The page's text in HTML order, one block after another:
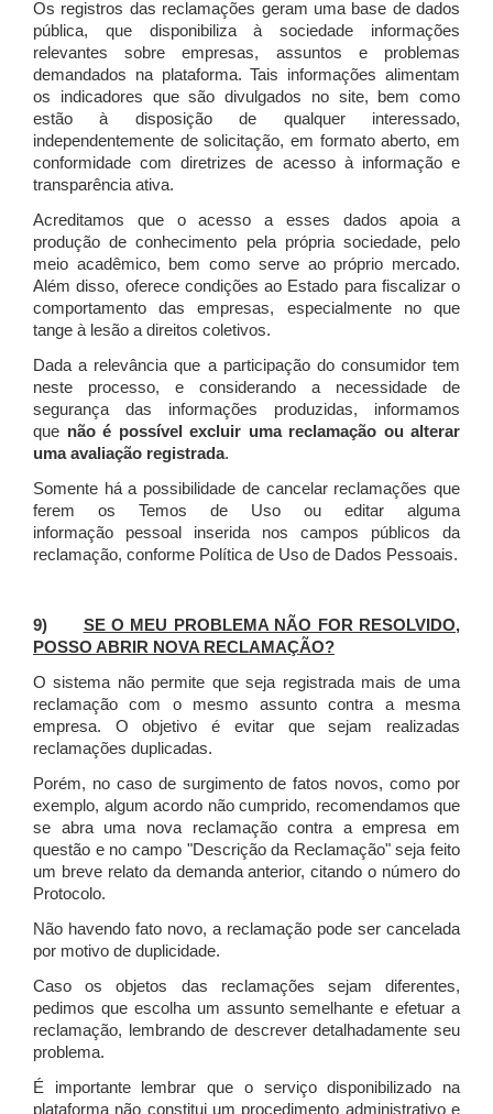
Os registros das reclamações geram uma base de dados
pública, que disponibiliza à sociedade informações
relevantes sobre empresas, assuntos e problemas
demandados na plataforma. Tais informações alimentam
os indicadores que são divulgados no site, bem como
estão à disposição de qualquer interessado,
independentemente de solicitação, em formato aberto, em
conformidade com diretrizes de acesso à informação e
transparência ativa.
Acreditamos que o acesso a esses dados apoia a
produção de conhecimento pela própria sociedade, pelo
meio acadêmico, bem como serve ao próprio mercado.
Além disso, oferece condições ao Estado para fiscalizar o
comportamento das empresas, especialmente no que
tange à lesão a direitos coletivos.
Dada a relevância que a participação do consumidor tem
neste processo, e considerando a necessidade de
segurança das informações produzidas, informamos
que não é possível excluir uma reclamação ou alterar
uma avaliação registrada.
Somente há a possibilidade de cancelar reclamações que
ferem os Temos de Uso ou editar alguma
informação pessoal inserida nos campos públicos da
reclamação, conforme Política de Uso de Dados Pessoais.
9) SE O MEU PROBLEMA NÃO FOR RESOLVIDO,
POSSO ABRIR NOVA RECLAMAÇÃO?
O sistema não permite que seja registrada mais de uma
reclamação com o mesmo assunto contra a mesma
empresa. O objetivo é evitar que sejam realizadas
reclamações duplicadas.
Porém, no caso de surgimento de fatos novos, como por
exemplo, algum acordo não cumprido, recomendamos que
se abra uma nova reclamação contra a empresa em
questão e no campo "Descrição da Reclamação" seja feito
um breve relato da demanda anterior, citando o número do
Protocolo.
Não havendo fato novo, a reclamação pode ser cancelada
por motivo de duplicidade.
Caso os objetos das reclamações sejam diferentes,
pedimos que escolha um assunto semelhante e efetuar a
reclamação, lembrando de descrever detalhadamente seu
problema.
É importante lembrar que o serviço disponibilizado na
plataforma não constitui um procedimento administrativo e